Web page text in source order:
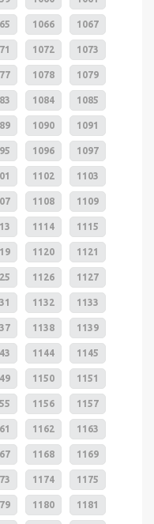
1066 1067
1072 1073
1078 1079
1084 1085
1090 1091
1096 1097
1102 1103
1108 1109
1114 1115
1120 1121
1126 1127
1132 1133
1138 1139
1144 1145
1150 1151
1156 1157
1162 1163
1168 1169
1174 1175
1180 1181